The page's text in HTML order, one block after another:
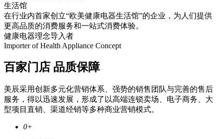
生活馆
在行业内首家创立“欧美健康电器生活馆”的企业，为人们提供
更高品质的消费服务和一站式消费体验。
健康电器理念导入者
Importer of Health Appliance Concept
百家门店 品质保障
美辰采用创新多元化营销体系、强势的销售团队与完善的售后
服务，得以迅速发展，形成了以高端连锁卖场、电子商务、大
型项目直销、渠道经销等多种商业营销模式。
0+